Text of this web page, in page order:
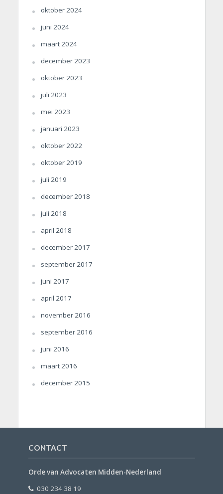
oktober 2024
juni 2024
maart 2024
december 2023
oktober 2023
juli 2023
mei 2023
januari 2023
oktober 2022
oktober 2019
juli 2019
december 2018
juli 2018
april 2018
december 2017
september 2017
juni 2017
april 2017
november 2016
september 2016
juni 2016
maart 2016
december 2015
CONTACT
Orde van Advocaten Midden-Nederland
030 234 38 19